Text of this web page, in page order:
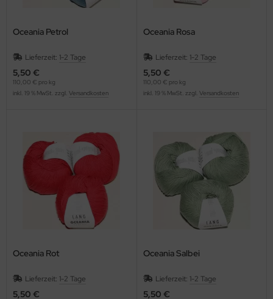
Oceania Petrol
Lieferzeit: 1-2 Tage
5,50 €
110,00 € pro kg
inkl. 19 % MwSt. zzgl. Versandkosten
Oceania Rosa
Lieferzeit: 1-2 Tage
5,50 €
110,00 € pro kg
inkl. 19 % MwSt. zzgl. Versandkosten
Oceania Rot
Lieferzeit: 1-2 Tage
5,50 €
Oceania Salbei
Lieferzeit: 1-2 Tage
5,50 €